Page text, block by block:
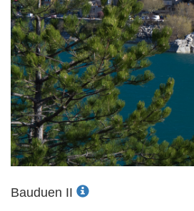
Bauduen II